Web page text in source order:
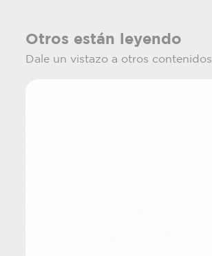
Otros están leyendo
Dale un vistazo a otros contenidos